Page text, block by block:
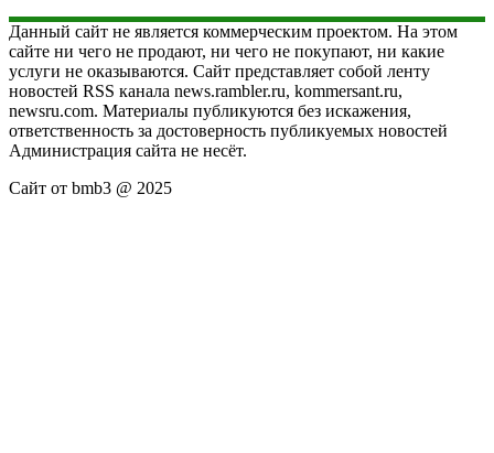
Данный сайт не является коммерческим проектом. На этом
сайте ни чего не продают, ни чего не покупают, ни какие
услуги не оказываются. Сайт представляет собой ленту
новостей RSS канала news.rambler.ru, kommersant.ru,
newsru.com. Материалы публикуются без искажения,
ответственность за достоверность публикуемых новостей
Администрация сайта не несёт.
Сайт от bmb3 @ 2025